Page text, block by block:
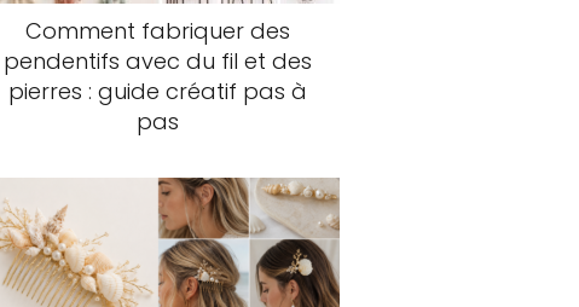
Comment fabriquer des
pendentifs avec du fil et des
pierres : guide créatif pas à
pas